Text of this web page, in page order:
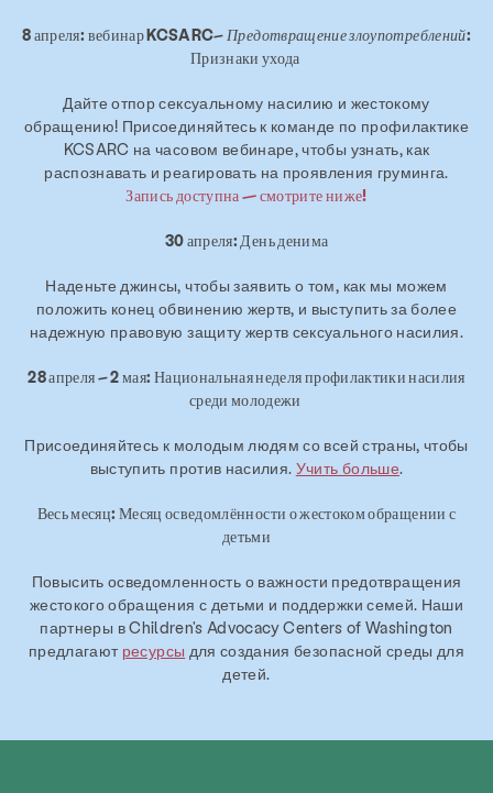
8 апреля: вебинар KCSARC– Предотвращение злоупотреблений:
Признаки ухода
Дайте отпор сексуальному насилию и жестокому
обращению! Присоединяйтесь к команде по профилактике
KCSARC на часовом вебинаре, чтобы узнать, как
распознавать и реагировать на проявления груминга.
Запись доступна — смотрите ниже!
30 апреля: День денима
Наденьте джинсы, чтобы заявить о том, как мы можем
положить конец обвинению жертв, и выступить за более
надежную правовую защиту жертв сексуального насилия.
28 апреля – 2 мая: Национальная неделя профилактики насилия
среди молодежи
Присоединяйтесь к молодым людям со всей страны, чтобы
выступить против насилия. Учить больше.
Весь месяц: Месяц осведомлённости о жестоком обращении с
детьми
Повысить осведомленность о важности предотвращения
жестокого обращения с детьми и поддержки семей. Наши
партнеры в Children's Advocacy Centers of Washington
предлагают ресурсы для создания безопасной среды для
детей.